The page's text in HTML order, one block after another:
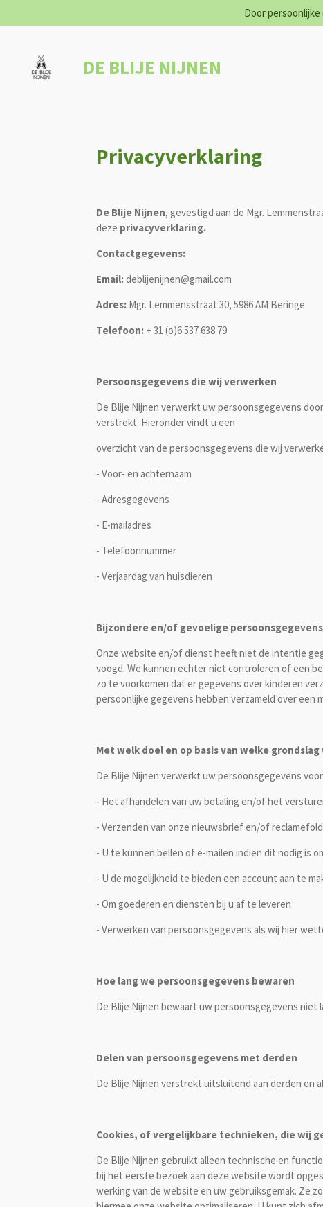
direct
hoofdinhoud
Door
DE BLIJE NIJNEN
Privacyverklaring
De Blije Nijnen, gevestigd aan de Mgr.
deze privacyverklaring.
Contactgegevens:
Email:deblijenijnen@gmail.com
Adres: Mgr. Lemmensstraat 30, 5986 AM Beringe
Telefoon: + 31 (o)6 537 638 79
Persoonsgegevens die wij verwerken
De Blije Nijnen verwerkt uw persoonsgegevens
verstrekt. Hieronder vindt u een
overzicht van de persoonsgegevens die wij
- Voor- en achternaam
- Adresgegevens
- E-mailadres
- Telefoonnummer
- Verjaardag van huisdieren
Bijzondere en/of gevoelige
Onze website en/of dienst heeft niet de intentie
voogd. We kunnen echter niet controleren of een
zo te voorkomen dat er gegevens over kinderen
persoonlijke gegevens hebben verzameld over een
Met welk doel en op basis van welke
De Blije Nijnen verwerkt uw persoonsgegevens
- Het afhandelen van uw betaling en/of het
- Verzenden van onze nieuwsbrief en/of
- U te kunnen bellen of e-mailen indien dit nodig is
- U de mogelijkheid te bieden een account aan te
- Om goederen en diensten bij u af te leveren
- Verwerken van persoonsgegevens als wij hier
Hoe lang we persoonsgegevens bewaren
De Blije Nijnen bewaart uw persoonsgegevens niet
Delen van persoonsgegevens met derden
De Blije Nijnen verstrekt uitsluitend aan derden en
Cookies, of vergelijkbare technieken, die wij
De Blije Nijnen gebruikt alleen technische en
bij het eerste bezoek aan deze website wordt
werking van de website en uw gebruiksgemak. Ze